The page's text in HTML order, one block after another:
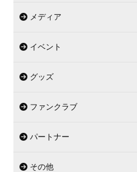
メディア
イベント
グッズ
ファンクラブ
パートナー
その他